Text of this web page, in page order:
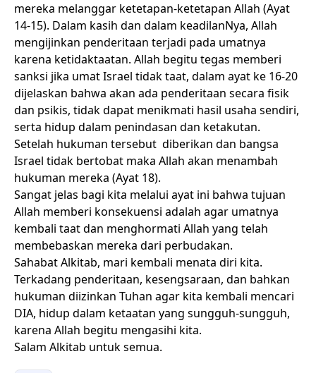
mereka melanggar ketetapan-ketetapan Allah (Ayat
14-15). Dalam kasih dan dalam keadilanNya, Allah
mengijinkan penderitaan terjadi pada umatnya
karena ketidaktaatan. Allah begitu tegas memberi
sanksi jika umat Israel tidak taat, dalam ayat ke 16-20
dijelaskan bahwa akan ada penderitaan secara fisik
dan psikis, tidak dapat menikmati hasil usaha sendiri,
serta hidup dalam penindasan dan ketakutan.
Setelah hukuman tersebut diberikan dan bangsa
Israel tidak bertobat maka Allah akan menambah
hukuman mereka (Ayat 18).
Sangat jelas bagi kita melalui ayat ini bahwa tujuan
Allah memberi konsekuensi adalah agar umatnya
kembali taat dan menghormati Allah yang telah
membebaskan mereka dari perbudakan.
Sahabat Alkitab, mari kembali menata diri kita.
Terkadang penderitaan, kesengsaraan, dan bahkan
hukuman diizinkan Tuhan agar kita kembali mencari
DIA, hidup dalam ketaatan yang sungguh-sungguh,
karena Allah begitu mengasihi kita.
Salam Alkitab untuk semua.